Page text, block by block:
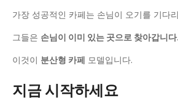
가장 성공적인 카페는 손님이 오기를 기다
그들은 손님이 이미 있는 곳으로 찾아갑니다.
이것이 분산형 카페 모델입니다.
지금 시작하세요